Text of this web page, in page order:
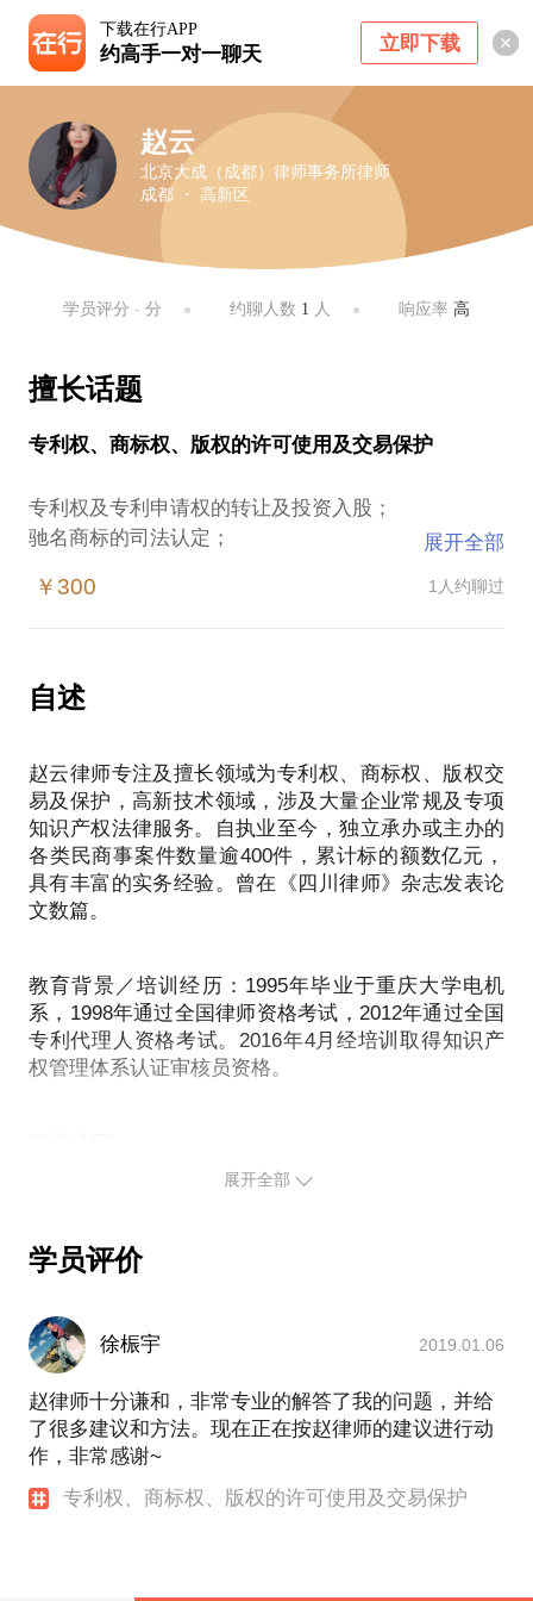
下载在行APP
约高手一对一聊天 立即下载
赵云
北京大成（成都）律师事务所律师
成都 ・ 高新区
学员评分 - 分 约聊人数 1 人 响应率高
擅长话题
专利权、商标权、版权的许可使用及交易保护
专利权及专利申请权的转让及投资入股；
驰名商标的司法认定；
展开全部
￥300 1人约聊过
自述
赵云律师专注及擅长领域为专利权、商标权、版权交
易及保护，高新技术领域，涉及大量企业常规及专项
知识产权法律服务。自执业至今，独立承办或主办的
各类民商事案件数量逾400件，累计标的额数亿元，
具有丰富的实务经验。曾在《四川律师》杂志发表论
文数篇。
教育背景／培训经历：1995年毕业于重庆大学电机
系，1998年通过全国律师资格考试，2012年通过全国
专利代理人资格考试。2016年4月经培训取得知识产
权管理体系认证审核员资格。
1995年到1999年专职从事了4年技术工作；
产权。
相关身份：
员；
四川省律师协会知识产权专业委员会委员；
展开全部
学员评价
徐桭宇 2019.01.06
赵律师十分谦和，非常专业的解答了我的问题，并给
了很多建议和方法。现在正在按赵律师的建议进行动
作，非常感谢~
专利权、商标权、版权的许可使用及交易保护